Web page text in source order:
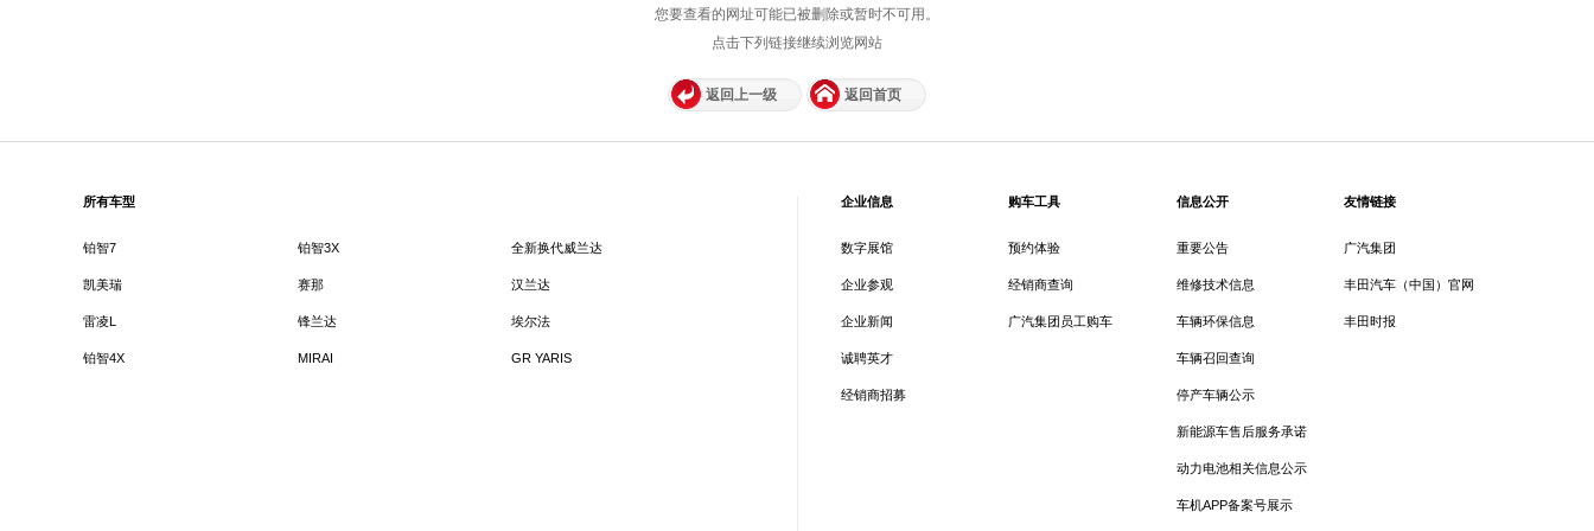
您要查看的网址可能已被删除或暂时不可用。
点击下列链接继续浏览网站
返回上一级 返回首页
所有车型
铂智7 铂智3X 全新换代威兰达
凯美瑞 赛那 汉兰达
雷凌L 锋兰达 埃尔法
铂智4X MIRAI GR YARIS
企业信息
数字展馆
企业参观
企业新闻
诚聘英才
经销商招募
购车工具
预约体验
经销商查询
广汽集团员工购车
信息公开
重要公告
维修技术信息
车辆环保信息
车辆召回查询
停产车辆公示
新能源车售后服务承诺
动力电池相关信息公示
车机APP备案号展示
友情链接
广汽集团
丰田汽车（中国）官网
丰田时报